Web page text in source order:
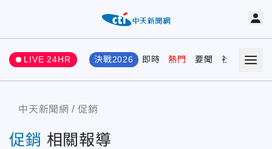
LIVE 24HR 決戰2026 即時 熱門 要聞 社會 娛樂
中天新聞網 促銷
促銷 相關報導